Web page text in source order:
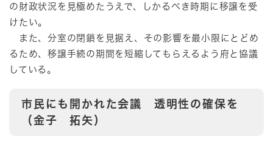
の財政状況を見極めたうえで、しかるべき時期に移譲を受
けたい。
また、分室の閉鎖を見据え、その影響を最小限にとどめ
るため、移譲手続の期間を短縮してもらえるよう府と協議
している。
市民にも開かれた会議 透明性の確保を
（金子 拓矢）